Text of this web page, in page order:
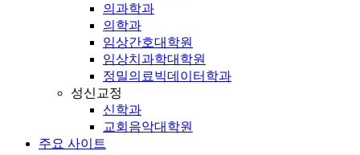
의과학과
의학과
임상간호대학원
임상치과학대학원
정밀의료빅데이터학과
성신교정
신학과
교회음악대학원
주요 사이트